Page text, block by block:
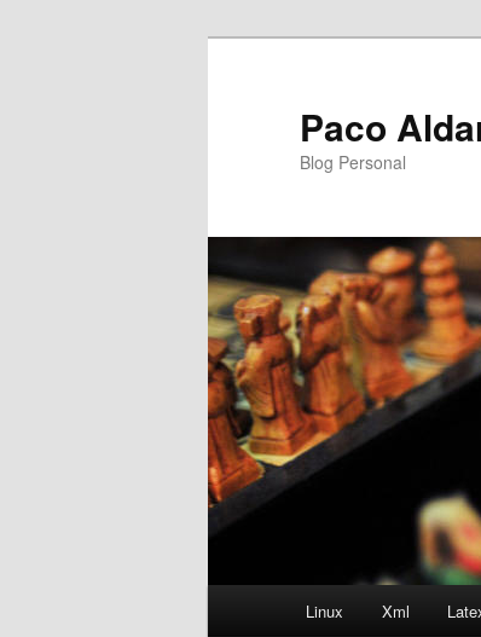
Paco
Blog Personal
Linux Xml